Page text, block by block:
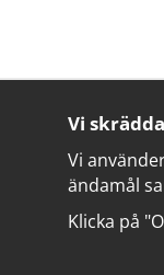
Vi
Vi
ändamål
Klicka på